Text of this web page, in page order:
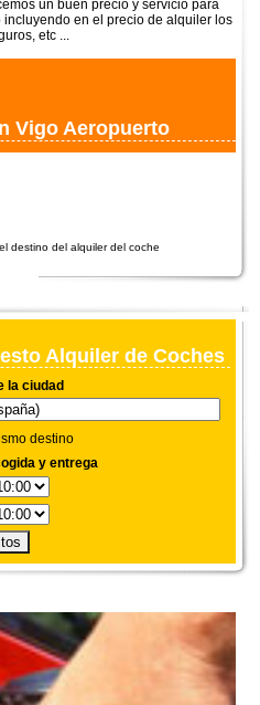
un buen precio y servicio para
incluyendo en el precio de alquiler los
etc ...
Vigo Aeropuerto
destino del alquiler del coche
Alquiler de Coches
la ciudad
destino
y entrega